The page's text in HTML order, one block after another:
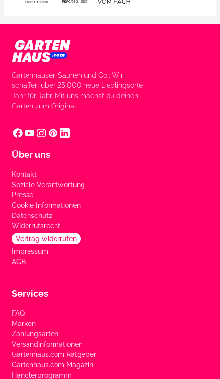
Gartenhäuser, Saunen und Co.: Wir
schaffen über 25.000 neue Lieblingsorte
Jahr für Jahr. Mit uns machst du deinen
Garten zum Original.
Über uns
Kontakt
Soziale Verantwortung
Presse
Cookie Informationen
Datenschutz
Widerrufsrecht
Vertrag widerrufen
Impressum
AGB
Services
FAQ
Marken
Zahlungsarten
Versandinformationen
Gartenhaus.com Ratgeber
Gartenhaus.com Magazin
Händlerprogramm